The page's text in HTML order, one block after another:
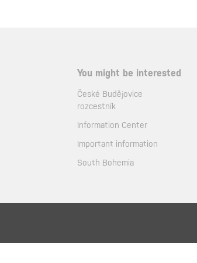
You might be interested
České Budějovice
rozcestník
Information Center
Important information
South Bohemia